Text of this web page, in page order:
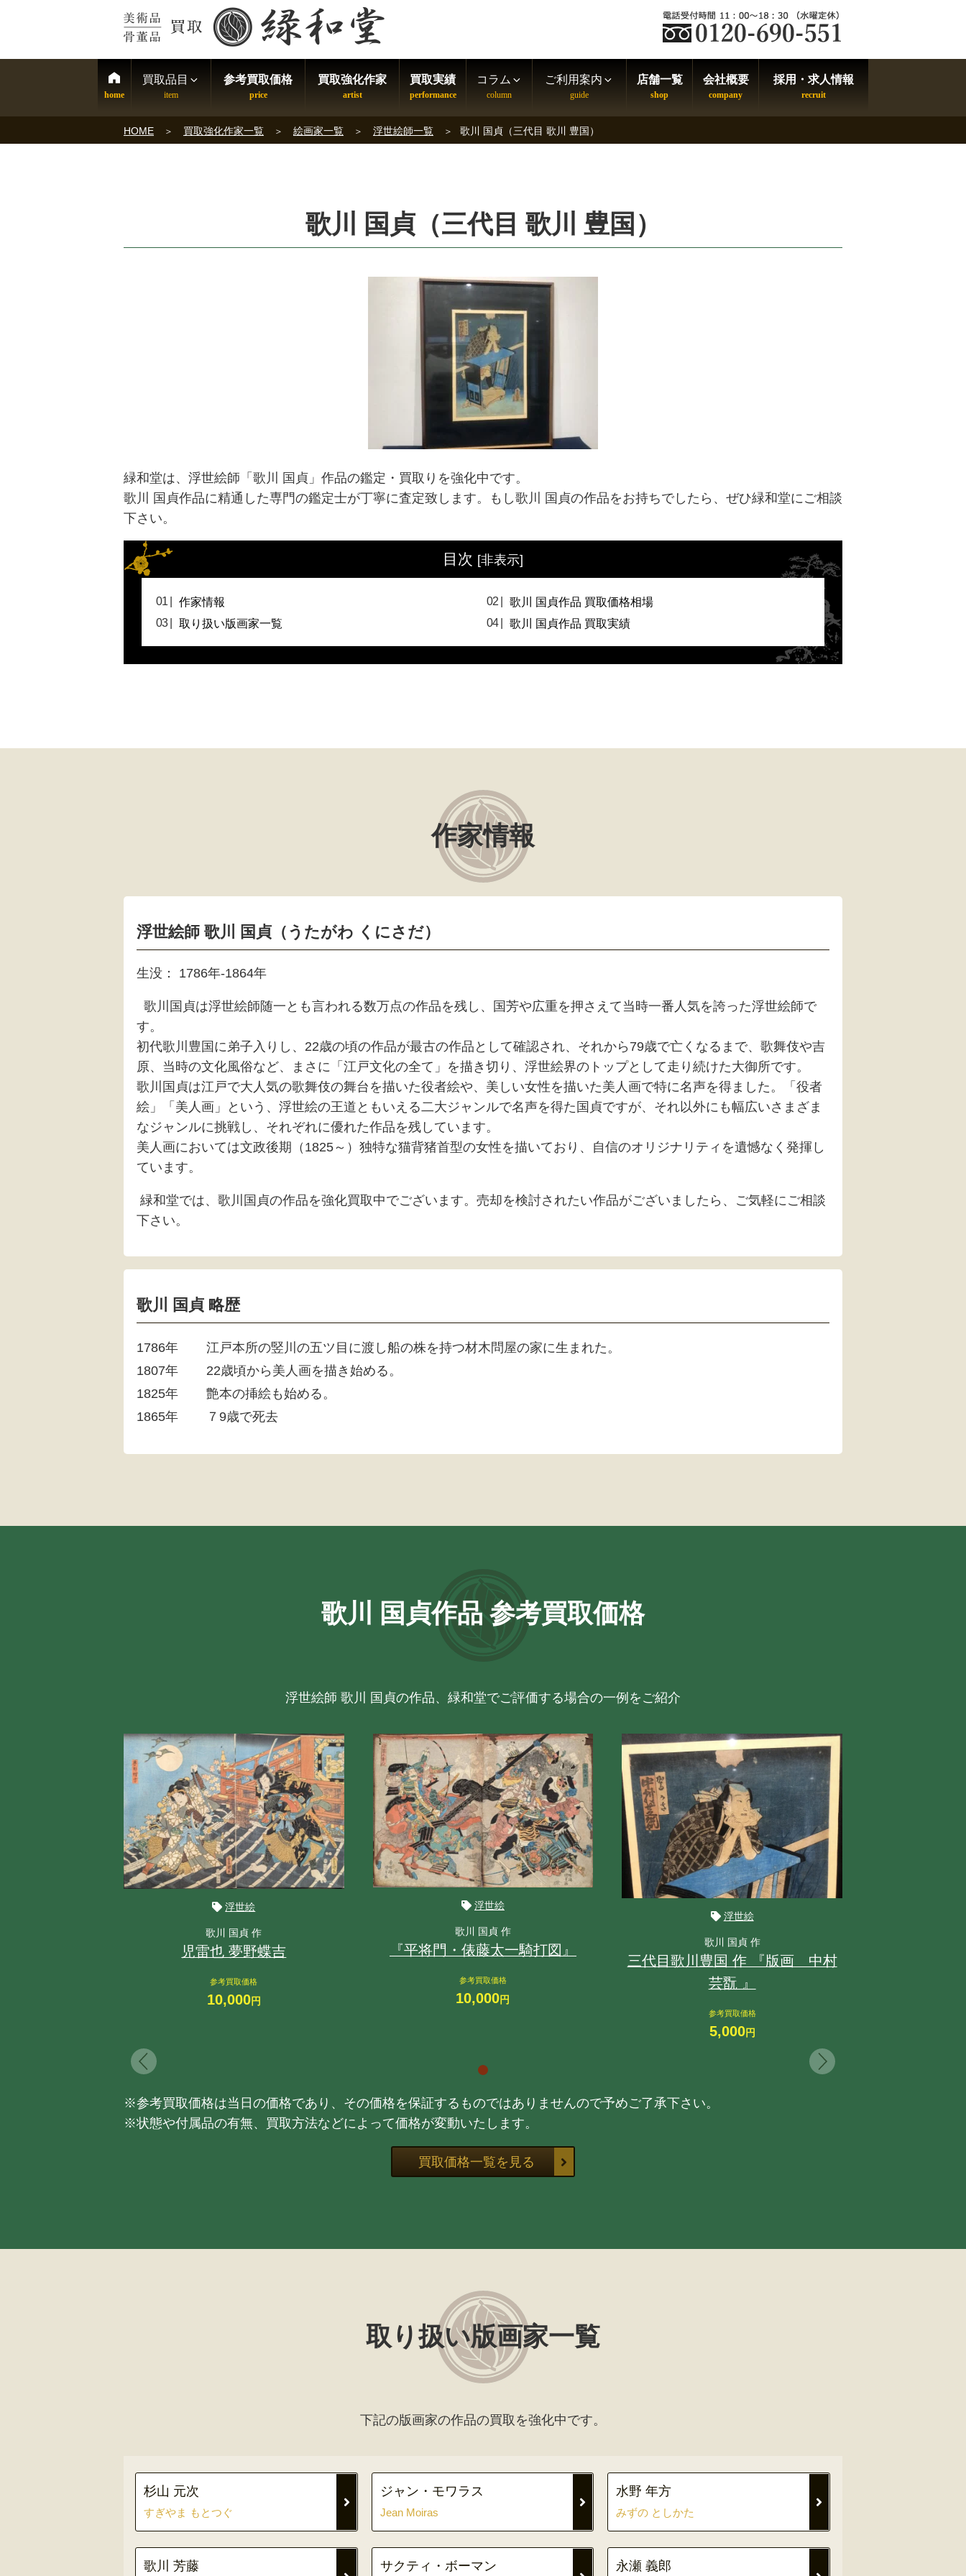
買取品目 参考買取価格 買取強化作家 買取実績 コラム ご利用案内 店舗一覧 会社概要 採用・求人情報
HOME 買取強化作家一覧 絵画家一覧 浮世絵師一覧 歌川 国貞（三代目 歌川 豊国）
歌川 国貞（三代目 歌川 豊国）
緑和堂は、浮世絵師「歌川 国貞」作品の鑑定・買取りを強化中です。
歌川 国貞作品に精通した専門の鑑定士が丁寧に査定致します。もし歌川 国貞の作品をお持ちでしたら、ぜひ緑和堂にご相談
下さい。
目次 [非表示]
作家情報
歌川 国貞作品 買取価格相場
取り扱い版画家一覧
歌川 国貞作品 買取実績
作家情報
浮世絵師 歌川 国貞（うたがわ くにさだ）
生没： 1786年-1864年
歌川国貞は浮世絵師随一とも言われる数万点の作品を残し、国芳や広重を押さえて当時一番人気を誇った浮世絵師で
す。
初代歌川豊国に弟子入りし、22歳の頃の作品が最古の作品として確認され、それから79歳で亡くなるまで、歌舞伎や吉
原、当時の文化風俗など、まさに「江戸文化の全て」を描き切り、浮世絵界のトップとして走り続けた大御所です。
歌川国貞は江戸で大人気の歌舞伎の舞台を描いた役者絵や、美しい女性を描いた美人画で特に名声を得ました。「役者
絵」「美人画」という、浮世絵の王道ともいえる二大ジャンルで名声を得た国貞ですが、それ以外にも幅広いさまざま
なジャンルに挑戦し、それぞれに優れた作品を残しています。
美人画においては文政後期（1825～）独特な猫背猪首型の女性を描いており、自信のオリジナリティを遺憾なく発揮し
ています。
緑和堂では、歌川国貞の作品を強化買取中でございます。売却を検討されたい作品がございましたら、ご気軽にご相談
下さい。
歌川 国貞 略歴
1786年
江戸本所の竪川の五ツ目に渡し船の株を持つ材木問屋の家に生まれた。
1807年
22歳頃から美人画を描き始める。
1825年
艶本の挿絵も始める。
1865年
７9歳で死去
歌川 国貞作品 参考買取価格
浮世絵師 歌川 国貞の作品、緑和堂でご評価する場合の一例をご紹介
浮世絵
歌川 国貞 作
児雷也 夢野蝶吉
参考買取価格
10,000円
浮世絵
歌川 国貞 作
『平将門・俵藤太一騎打図』
参考買取価格
10,000円
浮世絵
歌川 国貞 作
三代目歌川豊国 作 『版画 中村
芸翫 』
参考買取価格
5,000円
※参考買取価格は当日の価格であり、その価格を保証するものではありませんので予めご了承下さい。
※状態や付属品の有無、買取方法などによって価格が変動いたします。
買取価格一覧を見る
取り扱い版画家一覧
下記の版画家の作品の買取を強化中です。
杉山 元次
すぎやま もとつぐ
ジャン・モワラス
Jean Moiras
水野 年方
みずの としかた
歌川 芳藤 サクティ・ボーマン 永瀬 義郎